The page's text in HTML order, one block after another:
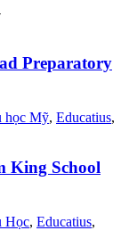
Preparatory
học Mỹ, Educatius,
King School
Học, Educatius,